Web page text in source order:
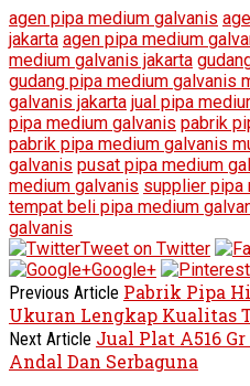
agen pipa medium galvanis
jakarta agen pipa medium
medium galvanis jakarta
gudang pipa medium galvanis
galvanis jakarta jual pipa
pipa medium galvanis pabrik
pabrik pipa medium galvanis
galvanis pusat pipa medium
medium galvanis supplier pipa
tempat beli pipa medium
galvanis
Tweet on Twitter
Google+
Previous Article Pabrik Pipa
Ukuran Lengkap Kualitas
Next Article Jual Plat A516
Andal Dan Serbaguna